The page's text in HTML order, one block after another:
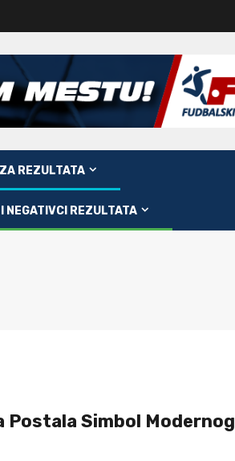
REZULTATA
NEGATIVCI REZULTATA
Postala Simbol Modernog